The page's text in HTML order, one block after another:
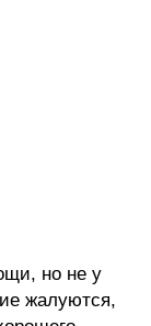
но не у
жалуются,